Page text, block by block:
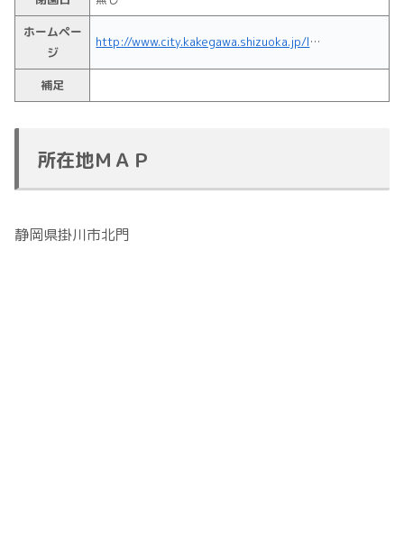
ホームペー
ジ
http://www.city.kakegawa.shizuoka.jp/life/kouen/shisetsu/eikikitaeria/kitamon.html
補足
所在地ＭＡＰ
静岡県掛川市北門